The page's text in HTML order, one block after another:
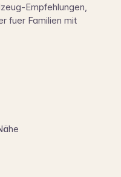
Empfehlungen,
fuer Familien mit